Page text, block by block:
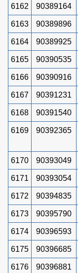
6162 90389164
6163 90389896
6164 90389925
6165 90390535
6166 90390916
6167 90391231
6168 90391540
6169 90392365
6170 90393049
6171 90393054
6172 90394835
6173 90395790
6174 90396593
6175 90396685
6176 90396881